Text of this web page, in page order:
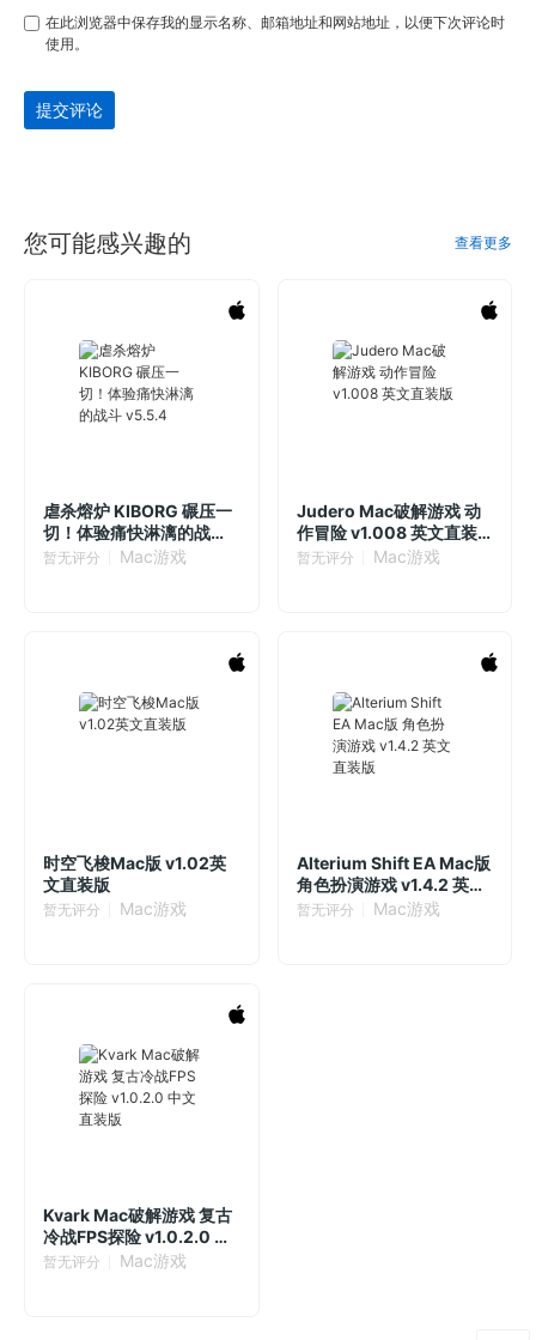
在此浏览器中保存我的显示名称、邮箱地址和网站地址，以便下次评论时
使用。
提交评论
您可能感兴趣的 查看更多
虐杀熔炉 KIBORG 碾压一
切！体验痛快淋漓的战斗
v5.5.4
暂无评分 Mac游戏
Judero Mac破解游戏 动
作冒险 v1.008 英文直装
版
暂无评分 Mac游戏
时空飞梭Mac版 v1.02英
文直装版
暂无评分 Mac游戏
Alterium Shift EA Mac版
角色扮演游戏 v1.4.2 英文
直装版
暂无评分 Mac游戏
Kvark Mac破解游戏 复古
冷战FPS探险 v1.0.2.0 中
文直装版
暂无评分 Mac游戏